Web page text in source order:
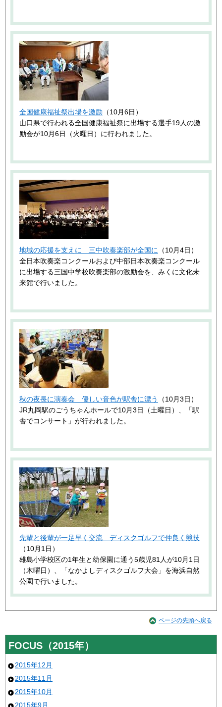
全国健康福祉祭出場を激励 （10月6日）
山口県で行われる全国健康福祉祭に出場する選手19人の激
励会が10月6日（火曜日）に行われました。
地域の応援を支えに 三中吹奏楽部が全国に
（10月4日）
全日本吹奏楽コンクールおよび中部日本吹奏楽コンクール
に出場する三国中学校吹奏楽部の激励会を、みくに文化未
来館で行いました。
秋の夜長に演奏会 優しい音色が駅舎に漂う
（10月3日）
JR丸岡駅のごうちゃんホールで10月3日（土曜日）、「駅
舎でコンサート」が行われました。
先輩と後輩が一足早く交流 ディスクゴルフで仲良く競技
（10月1日）
雄島小学校区の1年生と幼保園に通う5歳児81人が10月1日
（木曜日）、「なかよしディスクゴルフ大会」を海浜自然
公園で行いました。
ページの先頭へ戻る
FOCUS（2015年）
2015年12月
2015年11月
2015年10月
2015年9月